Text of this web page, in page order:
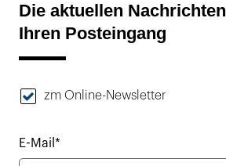
Die aktuellen
Ihren Posteingang
zm Online-Newsletter
E-Mail*